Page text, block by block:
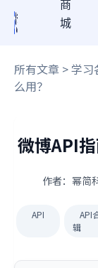
商
城
所有文章 >学习
么用？
微博API
作者：幂简
API
API
辑